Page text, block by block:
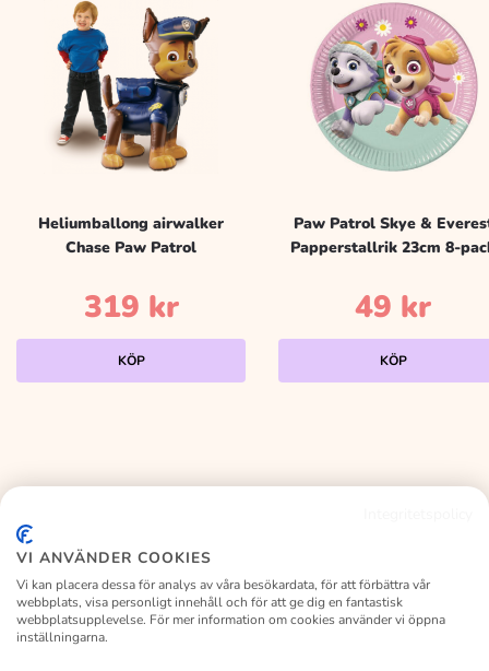
Heliumballong airwalker
Chase Paw Patrol
319 kr
KÖP
Paw Patrol Skye &
Papperstallrik 23cm 8-
49 kr
KÖP
VI ANVÄNDER COOKIES
Vi kan placera dessa för analys av våra besökardata, för att förbättra vår
webbplats, visa personligt innehåll och för att ge dig en fantastisk
webbplatsupplevelse. För mer information om cookies använder vi öppna
inställningarna.